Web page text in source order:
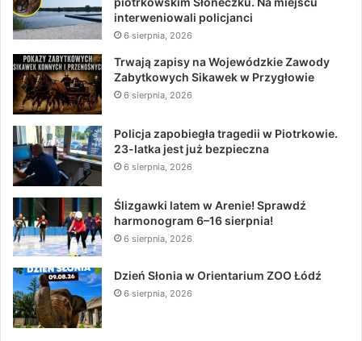
interweniowali policjanci
6 sierpnia, 2026
Trwają zapisy na Wojewódzkie Zawody
Zabytkowych Sikawek w Przygłowie
6 sierpnia, 2026
Policja zapobiegła tragedii w Piotrkowie.
23-latka jest już bezpieczna
6 sierpnia, 2026
Ślizgawki latem w Arenie! Sprawdź
harmonogram 6–16 sierpnia!
6 sierpnia, 2026
Dzień Słonia w Orientarium ZOO Łódź
6 sierpnia, 2026